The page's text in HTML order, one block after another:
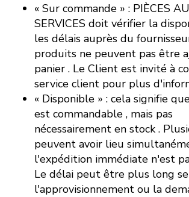
« Sur commande » : PIÈCES
SERVICES doit vérifier la
les délais auprès du
produits ne peuvent pas être
panier . Le Client est invité à
service client pour plus
« Disponible » : cela signifie
est commandable , mais pas
nécessairement en stock .
peuvent avoir lieu
l'expédition immédiate n'est
Le délai peut être plus long
l'approvisionnement ou la